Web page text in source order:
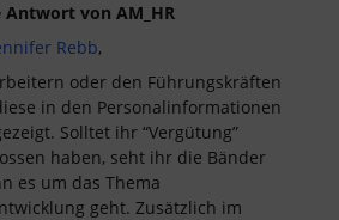
Antwort von AM_HR
Rebb,
oder den Führungskräften
in den Personalinformationen
Solltet ihr “Vergütung”
haben, seht ihr die Bänder
es um das Thema
geht. Zusätzlich im